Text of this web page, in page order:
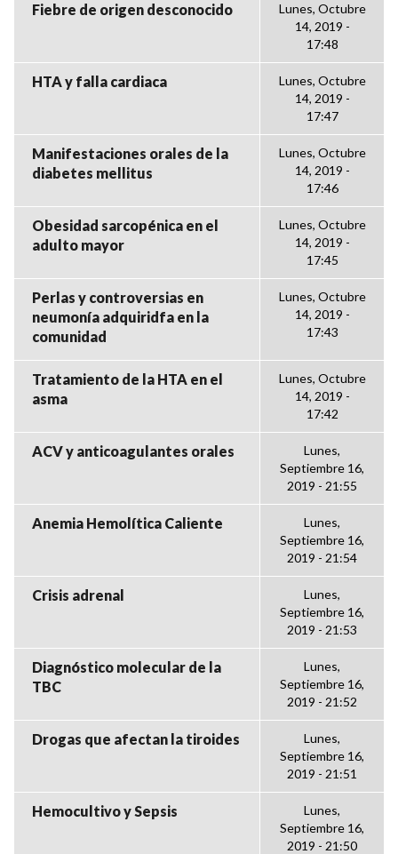
Fiebre de origen desconocido
Lunes, Octubre
14, 2019 -
17:48
HTA y falla cardiaca
Lunes, Octubre
14, 2019 -
17:47
Manifestaciones orales de la
diabetes mellitus
Lunes, Octubre
14, 2019 -
17:46
Obesidad sarcopénica en el
adulto mayor
Lunes, Octubre
14, 2019 -
17:45
Perlas y controversias en
neumonía adquiridfa en la
comunidad
Lunes, Octubre
14, 2019 -
17:43
Tratamiento de la HTA en el
asma
Lunes, Octubre
14, 2019 -
17:42
ACV y anticoagulantes orales
Lunes,
Septiembre 16,
2019 - 21:55
Anemia Hemolítica Caliente
Lunes,
Septiembre 16,
2019 - 21:54
Crisis adrenal
Lunes,
Septiembre 16,
2019 - 21:53
Diagnóstico molecular de la
TBC
Lunes,
Septiembre 16,
2019 - 21:52
Drogas que afectan la tiroides
Lunes,
Septiembre 16,
2019 - 21:51
Hemocultivo y Sepsis
Lunes,
Septiembre 16,
2019 - 21:50